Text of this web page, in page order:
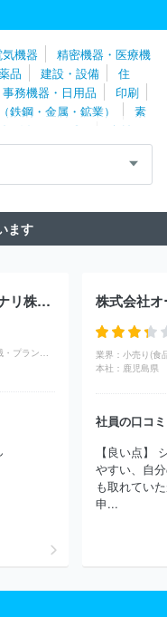
式会社
谷工業株式会社
株式会社
ツール株式会社
小倉ク
ＴＴＯＫＵ株式会社
キ
レオン自動機株式会社
会社
鷺宮製作所
住友金属鉱
ンコントロールズ株式会
井グラフィックシステム
式会社
株式会社日本製
オイレス工業株式会
会社
ク
ヤマシンフィルタ
株式会社三共
株式会
重工業株式会社
株式会社
ＪＦＥエンジニアリング株式
機器
精密機器・医療機
品 建設・設備
住
事務機器・日用品
印刷
鉄鋼・金属・鉱業）
素
（紙・パルプ）
素材
その他
ます
三菱重工マリンマシナリ株式会社 株式会社
業界： 小売り(食
本社： 鹿児島県
社員の口コミ
【良い点】
やすい、自
も取れてい
申...